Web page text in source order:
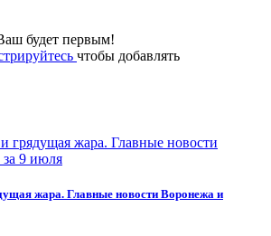
будет первым!
чтобы добавлять
жара. Главные новости Воронежа и